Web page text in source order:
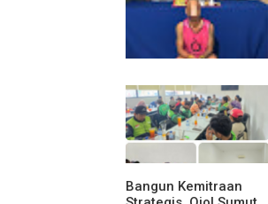
Polsek Entikong
Gagalkan Peredaran
Sabu 151,76 Gram di
Perbatasan
Bangun Kemitraan